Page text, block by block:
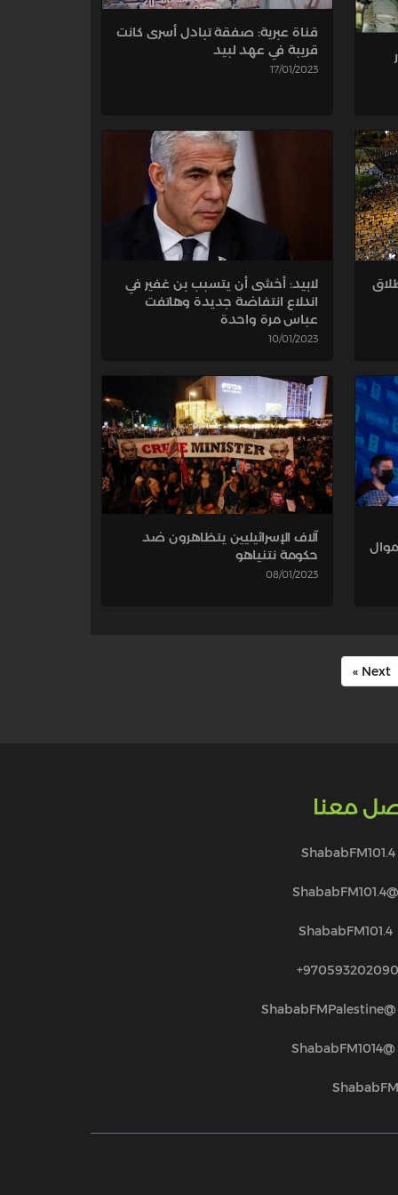
قناة عبرية: صفقة تبادل أسرى كانت
قريبة في عهد لبيد
17/01/2023
لابيد: أخشى أن يتسبب بن غفير في
اندلاع انتفاضة جديدة وهاتفت
عباس مرة واحدة
10/01/2023
أموال
آلاف الإسرائيليين يتظاهرون ضد
حكومة نتنياهو
08/01/2023
Next »
معنا
ShababFM101.4
@ShababFM101.4
ShababFM101.4
970593202090+
@ShababFMPalestine
@ShababFM1014
ShababFM